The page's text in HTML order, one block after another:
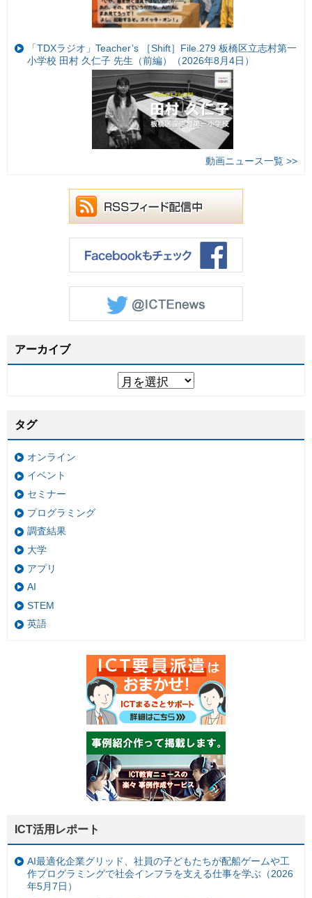
「TDXラジオ」Teacher’s ［Shift］File.279 板橋区立志村第一
小学校 田村 久仁子 先生（前編）（2026年8月4日）
動画ニュース一覧 >>
アーカイブ
タグ
オンライン
イベント
セミナー
プログラミング
調査結果
大学
アプリ
AI
STEM
英語
ICT活用レポート
AI最適化企業グリッド、社員の子どもたちが配船ゲームや工
作プログラミングで社会インフラを支える仕事を学ぶ（2026
年5月7日）